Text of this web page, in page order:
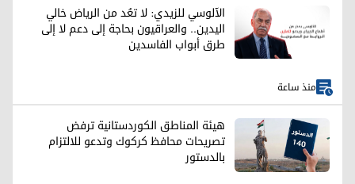
الآلوسي للزيدي: لا تعُد من الرياض خالي
اليدين.. والعراقيون بحاجة إلى دعم لا إلى
طرق أبواب الفاسدين
منذ ساعة
هيئة المناطق الكوردستانية ترفض
تصريحات محافظ كركوك وتدعو للالتزام
بالدستور